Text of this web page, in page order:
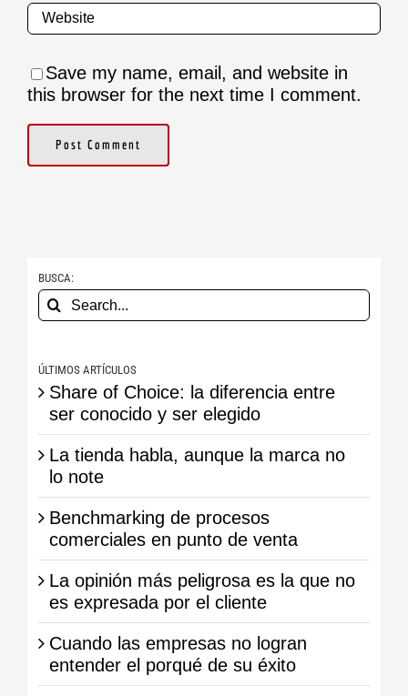
Save my name, email, and website in
this browser for the next time I comment.
BUSCA:
Search
for:
ÚLTIMOS ARTÍCULOS
Share of Choice: la diferencia entre
ser conocido y ser elegido
La tienda habla, aunque la marca no
lo note
Benchmarking de procesos
comerciales en punto de venta
La opinión más peligrosa es la que no
es expresada por el cliente
Cuando las empresas no logran
entender el porqué de su éxito